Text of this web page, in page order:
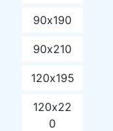
90х190
90х210
120х195
120х22
0